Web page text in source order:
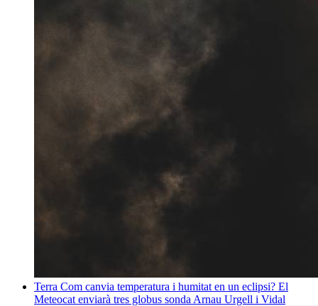
Terra Com canvia temperatura i humitat en un eclipsi? El
Meteocat enviarà tres globus sonda Arnau Urgell i Vidal